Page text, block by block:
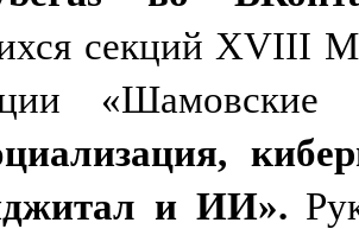
секций XVIII
и ИИ».